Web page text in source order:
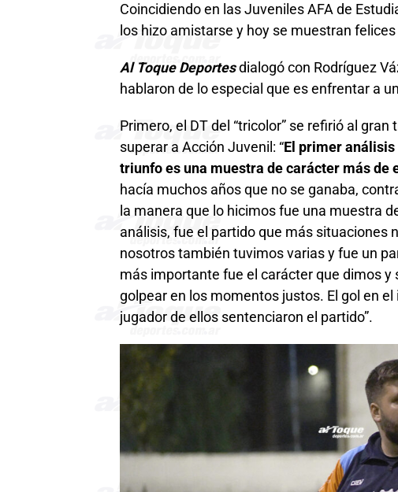
Coincidiendo en las Juveniles AFA de
los hizo amistarse y hoy se muestran
Al Toque Deportesdialogó con Rodríguez
hablaron de lo especial que es enfrentar a
Primero, el DT del “tricolor” se refirió al
superar a Acción Juvenil: “El primer
triunfo es una muestra de carácter más de
hacía muchos años que no se ganaba,
la manera que lo hicimos fue una muestra
análisis, fue el partido que más situaciones
nosotros también tuvimos varias y fue un
más importante fue el carácter que dimos
golpear en los momentos justos. El gol en
jugador de ellos sentenciaron el partido”.